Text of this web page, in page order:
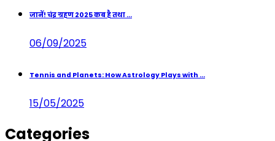
जानें! चंद्र ग्रहण 2025 कब है तथा ...
06/09/2025
Tennis and Planets: How Astrology Plays with ...
15/05/2025
Categories